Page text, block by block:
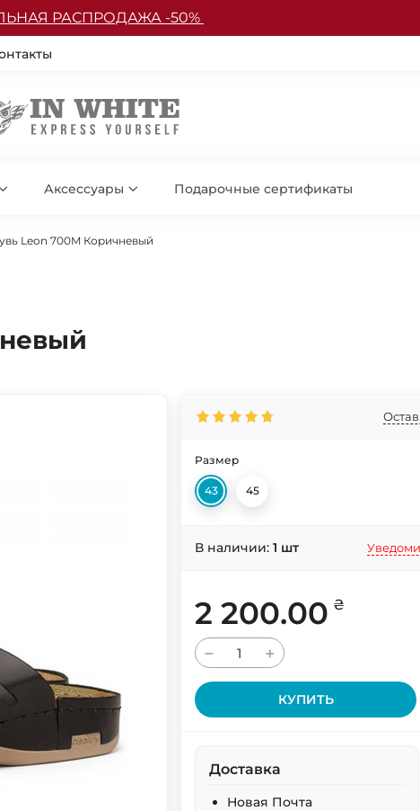
РАСПРОДАЖА -50%
Аксессуары Подарочные сертификаты
Leon 700M Коричневый
Размер
43 45
В наличии: 1 шт
2 200.00 ₴
− +
КУПИТЬ
Доставка
Новая Почта